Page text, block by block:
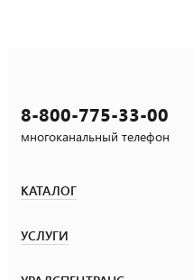
8-800-775-33-00
многоканальный телефон
КАТАЛОГ
УСЛУГИ